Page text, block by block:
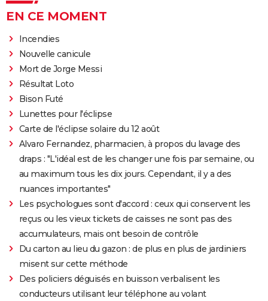
EN CE MOMENT
Incendies
Nouvelle canicule
Mort de Jorge Messi
Résultat Loto
Bison Futé
Lunettes pour l'éclipse
Carte de l'éclipse solaire du 12 août
Alvaro Fernandez, pharmacien, à propos du lavage des
draps : "L'idéal est de les changer une fois par semaine, ou
au maximum tous les dix jours. Cependant, il y a des
nuances importantes"
Les psychologues sont d'accord : ceux qui conservent les
reçus ou les vieux tickets de caisses ne sont pas des
accumulateurs, mais ont besoin de contrôle
Du carton au lieu du gazon : de plus en plus de jardiniers
misent sur cette méthode
Des policiers déguisés en buisson verbalisent les
conducteurs utilisant leur téléphone au volant